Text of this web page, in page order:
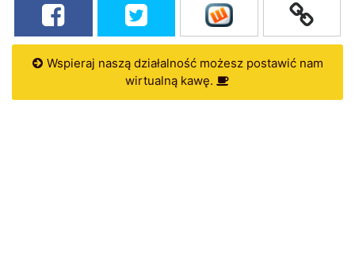
Wspieraj naszą działalność możesz postawić nam
wirtualną kawę.